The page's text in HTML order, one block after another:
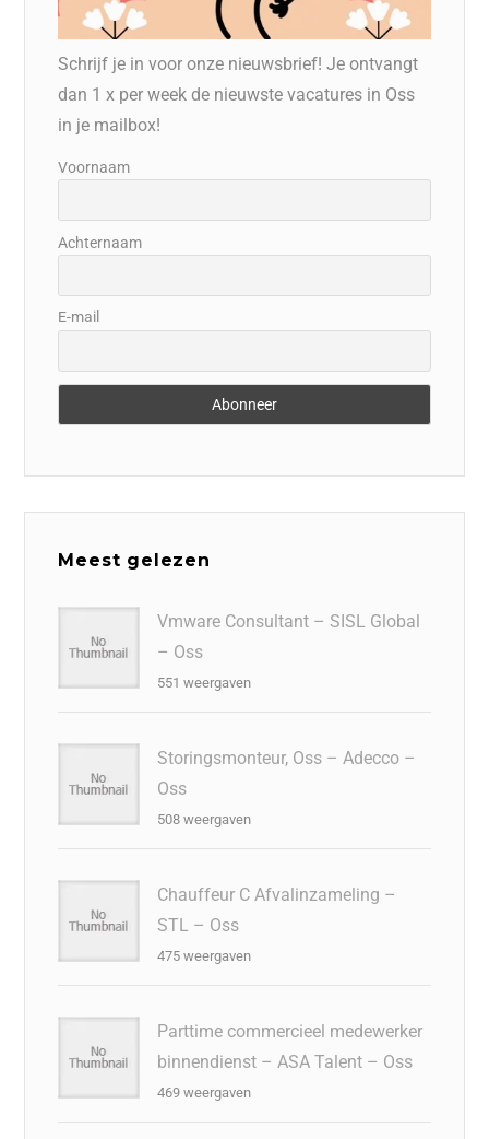
Schrijf je in voor onze nieuwsbrief! Je ontvangt
dan 1 x per week de nieuwste vacatures in Oss
in je mailbox!
Voornaam
Achternaam
E-mail
Meest gelezen
Vmware Consultant – SISL Global
– Oss
551 weergaven
Storingsmonteur, Oss – Adecco –
Oss
508 weergaven
Chauffeur C Afvalinzameling –
STL – Oss
475 weergaven
Parttime commercieel medewerker
binnendienst – ASA Talent – Oss
469 weergaven